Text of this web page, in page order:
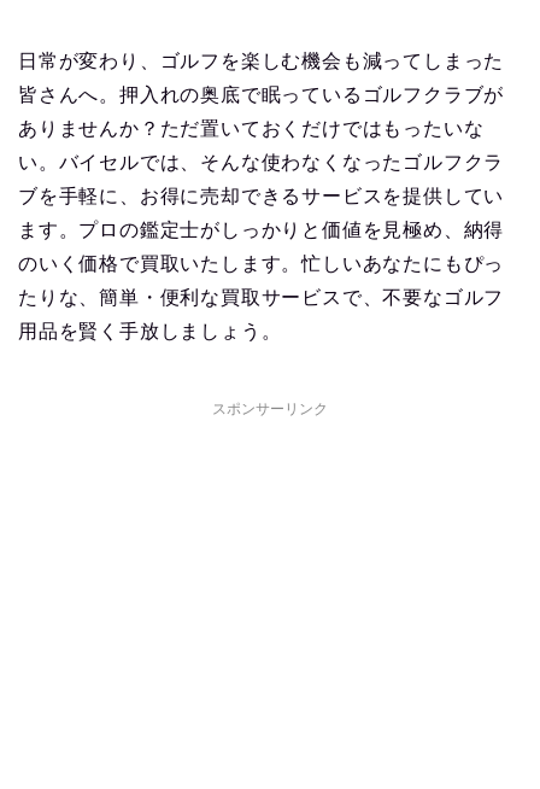
日常が変わり、ゴルフを楽しむ機会も減ってしまった
皆さんへ。押入れの奥底で眠っているゴルフクラブが
ありませんか？ただ置いておくだけではもったいな
い。バイセルでは、そんな使わなくなったゴルフクラ
ブを手軽に、お得に売却できるサービスを提供してい
ます。プロの鑑定士がしっかりと価値を見極め、納得
のいく価格で買取いたします。忙しいあなたにもぴっ
たりな、簡単・便利な買取サービスで、不要なゴルフ
用品を賢く手放しましょう。
スポンサーリンク